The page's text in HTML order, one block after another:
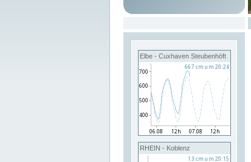
Elbe - Cuxhaven Steubenhöft
RHEIN - Koblenz